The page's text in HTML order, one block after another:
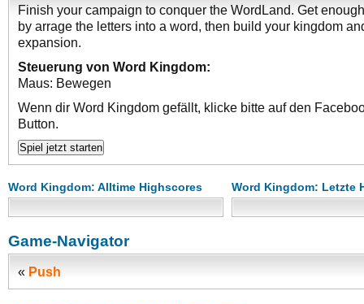
Finish your campaign to conquer the WordLand. Get
by arrage the letters into a word, then build your kingdom
expansion.
Steuerung von Word Kingdom:
Maus: Bewegen
Wenn dir Word Kingdom gefällt, klicke bitte auf den
Button.
Word Kingdom: Alltime Highscores Word Kingdom: Letzte
Game-Navigator
« Push